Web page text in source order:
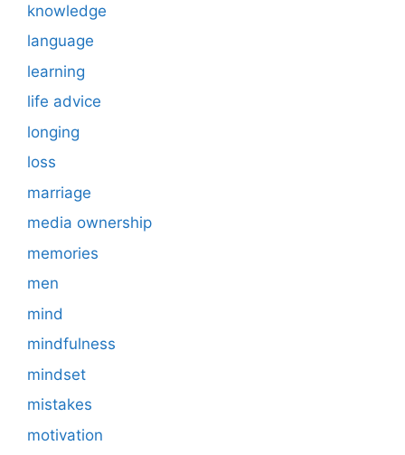
knowledge
language
learning
life advice
longing
loss
marriage
media ownership
memories
men
mind
mindfulness
mindset
mistakes
motivation